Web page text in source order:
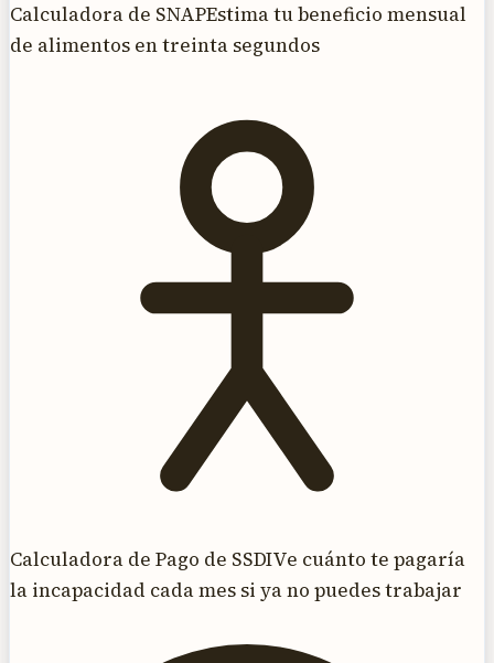
Calculadora de SNAPEstima tu beneficio mensual
de alimentos en treinta segundos
Calculadora de Pago de SSDIVe cuánto te pagaría
la incapacidad cada mes si ya no puedes trabajar